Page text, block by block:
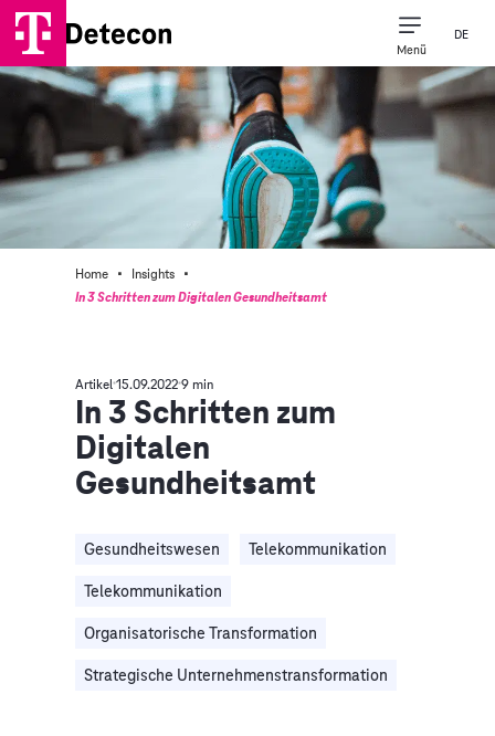
Menü
DE
Home · Insights ·
In 3 Schritten zum Digitalen Gesundheitsamt
Artikel 15.09.2022 9 min
In 3 Schritten zum
Digitalen
Gesundheitsamt
Gesundheitswesen Telekommunikation
Telekommunikation
Organisatorische Transformation
Strategische Unternehmenstransformation